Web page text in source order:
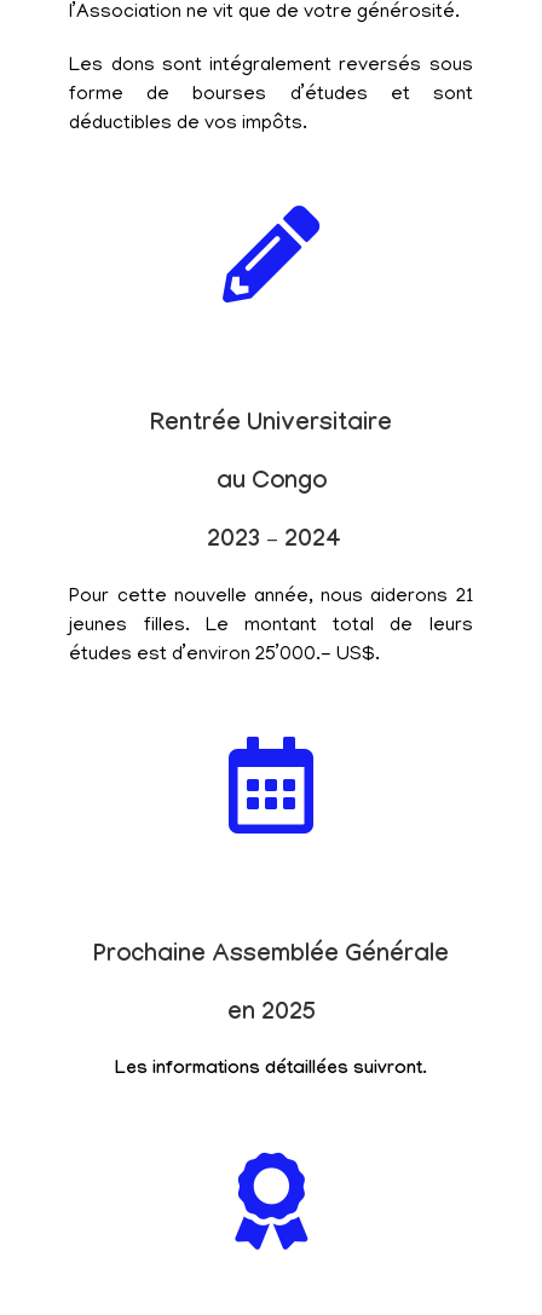
l’Association ne vit que de votre générosité.
Les dons sont intégralement reversés sous
forme de bourses d’études et sont
déductibles de vos impôts.
Rentrée Universitaire
au Congo
2023 – 2024
Pour cette nouvelle année, nous aiderons 21
jeunes filles. Le montant total de leurs
études est d’environ 25’000.- US$.
Prochaine Assemblée Générale
en 2025
Les informations détaillées suivront.